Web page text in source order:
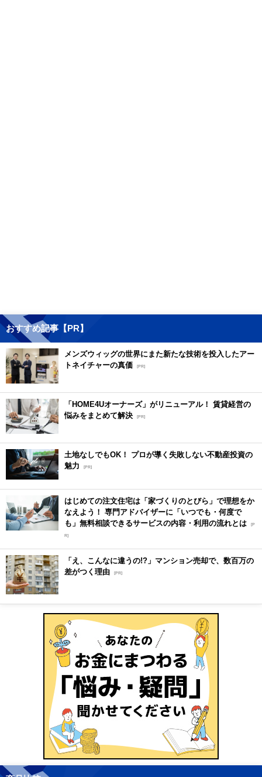
おすすめ記事【PR】
メンズウィッグの世界にまた新たな技術を投入したアー
トネイチャーの真価 [PR]
「HOME4Uオーナーズ」がリニューアル！ 賃貸経営の
悩みをまとめて解決 [PR]
土地なしでもOK！ プロが導く失敗しない不動産投資の
魅力
[PR]
はじめての注文住宅は「家づくりのとびら」で理想をか
なえよう！ 専門アドバイザーに「いつでも・何度で
も」無料相談できるサービスの内容・利用の流れとは [P
R]
「え、こんなに違うの!?」マンション売却で、数百万の
差がつく理由 [PR]